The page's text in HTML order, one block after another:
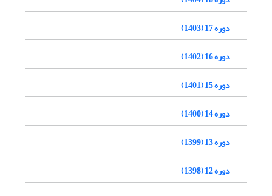
دوره 17 (1403)
دوره 16 (1402)
دوره 15 (1401)
دوره 14 (1400)
دوره 13 (1399)
دوره 12 (1398)